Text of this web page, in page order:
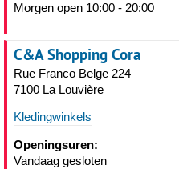
Morgen open 10:00 - 20:00
C&A Shopping Cora
Rue Franco Belge 224
7100 La Louvière
Kledingwinkels
Openingsuren:
Vandaag gesloten